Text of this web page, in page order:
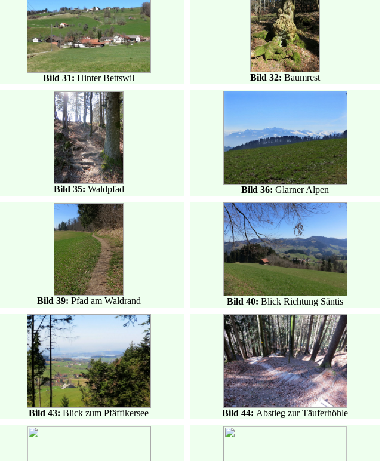
Bild 31: Hinter Bettswil Bild 32: Baumrest
Bild 35: Waldpfad Bild 36: Glarner Alpen
Bild 39: Pfad am Waldrand Bild 40: Blick Richtung Säntis
Bild 43: Blick zum Pfäffikersee Bild 44: Abstieg zur Täuferhöhle